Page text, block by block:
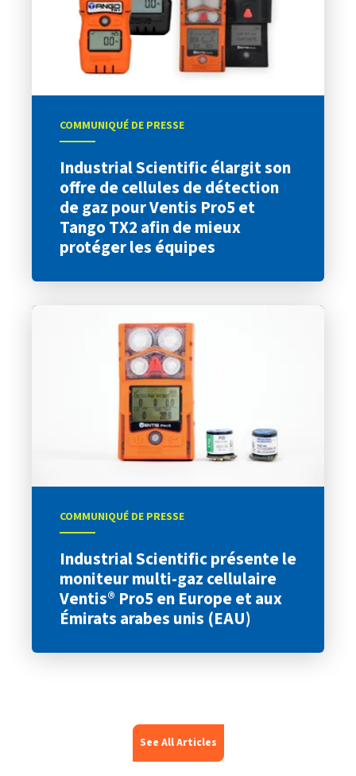
COMMUNIQUÉ DE PRESSE
Industrial Scientific élargit son
offre de cellules de détection
de gaz pour Ventis Pro5 et
Tango TX2 afin de mieux
protéger les équipes
COMMUNIQUÉ DE PRESSE
Industrial Scientific présente le
moniteur multi-gaz cellulaire
Ventis® Pro5 en Europe et aux
Émirats arabes unis (EAU)
See All Articles